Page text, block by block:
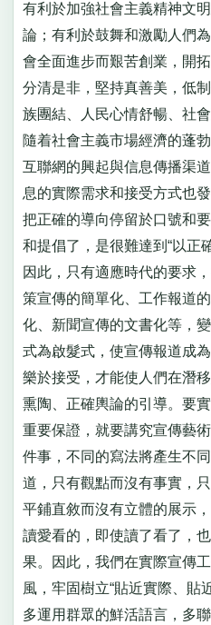
有利於加強社會主義精神文
論；有利於鼓舞和激勵人們
會全面進步而艱苦創業，開
分清是非，堅持真善美，低
族團結、人民心情舒暢、社
隨着社會主義市場經濟的蓬
互聯網的興起與信息傳播渠
息的實際需求和接受方式也
把正確的導向停留於口號和
和提倡了，是很難達到“以正
因此，只有適應時代的要求
策宣傳的簡單化、工作報道
化、新聞宣傳的文書化等，
式為啟髮式，使宣傳報道成
樂於接受，才能使人們在潛
熏陶、正確輿論的引導。要
重要保證，就要講究宣傳藝
件事，不同的寫法將產生不
道，只有觀點而沒有事實，
平鋪直敘而沒有立體的展示
讀愛看的，即使讀了看了，
果。因此，我們在實際宣傳
風，牢固樹立“貼近實際、貼
多運用群眾的鮮活語言，多